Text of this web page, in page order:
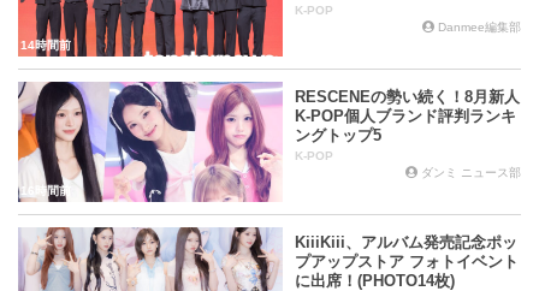
14時間前
K-POP
Danmee編集部
16時間前
RESCENEの勢い続く！8月新人
K-POP個人ブランド評判ランキ
ングトップ5
K-POP
ダンミ ニュース部
KiiiKiii、アルバム発売記念ポッ
プアップストア フォトイベント
に出席！(PHOTO14枚)